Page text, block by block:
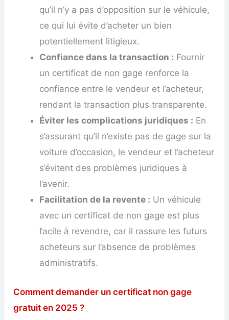
qu’il n’y a pas d’opposition sur le véhicule,
ce qui lui évite d’acheter un bien
potentiellement litigieux.
Confiance dans la transaction : Fournir
un certificat de non gage renforce la
confiance entre le vendeur et l’acheteur,
rendant la transaction plus transparente.
Éviter les complications juridiques : En
s’assurant qu’il n’existe pas de gage sur la
voiture d’occasion, le vendeur et l’acheteur
s’évitent des problèmes juridiques à
l’avenir.
Facilitation de la revente : Un véhicule
avec un certificat de non gage est plus
facile à revendre, car il rassure les futurs
acheteurs sur l’absence de problèmes
administratifs.
Comment demander un certificat non gage
gratuit en 2025 ?